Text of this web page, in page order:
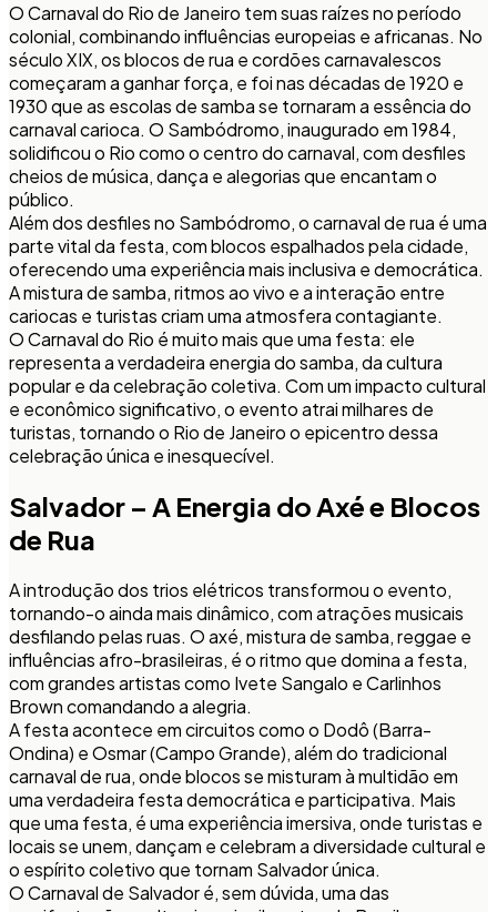
O Carnaval do Rio de Janeiro tem suas raízes no período
colonial, combinando influências europeias e africanas. No
século XIX, os blocos de rua e cordões carnavalescos
começaram a ganhar força, e foi nas décadas de 1920 e
1930 que as escolas de samba se tornaram a essência do
carnaval carioca. O Sambódromo, inaugurado em 1984,
solidificou o Rio como o centro do carnaval, com desfiles
cheios de música, dança e alegorias que encantam o
público.
Além dos desfiles no Sambódromo, o carnaval de rua é uma
parte vital da festa, com blocos espalhados pela cidade,
oferecendo uma experiência mais inclusiva e democrática.
A mistura de samba, ritmos ao vivo e a interação entre
cariocas e turistas criam uma atmosfera contagiante.
O Carnaval do Rio é muito mais que uma festa: ele
representa a verdadeira energia do samba, da cultura
popular e da celebração coletiva. Com um impacto cultural
e econômico significativo, o evento atrai milhares de
turistas, tornando o Rio de Janeiro o epicentro dessa
celebração única e inesquecível.
Salvador – A Energia do Axé e Blocos
de Rua
A introdução dos trios elétricos transformou o evento,
tornando-o ainda mais dinâmico, com atrações musicais
desfilando pelas ruas. O axé, mistura de samba, reggae e
influências afro-brasileiras, é o ritmo que domina a festa,
com grandes artistas como Ivete Sangalo e Carlinhos
Brown comandando a alegria.
A festa acontece em circuitos como o Dodô (Barra-
Ondina) e Osmar (Campo Grande), além do tradicional
carnaval de rua, onde blocos se misturam à multidão em
uma verdadeira festa democrática e participativa. Mais
que uma festa, é uma experiência imersiva, onde turistas e
locais se unem, dançam e celebram a diversidade cultural e
o espírito coletivo que tornam Salvador única.
O Carnaval de Salvador é, sem dúvida, uma das